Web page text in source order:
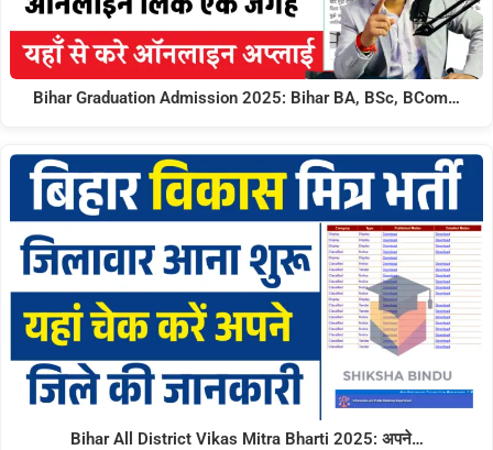
Bihar Graduation Admission 2025: Bihar BA, BSc, BCom…
Bihar All District Vikas Mitra Bharti 2025: अपने…